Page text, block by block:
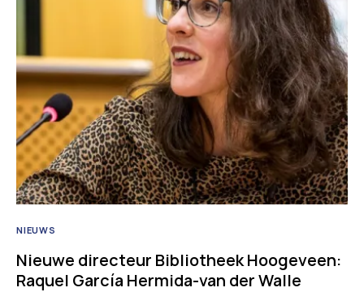
NIEUWS
Nieuwe directeur Bibliotheek Hoogeveen:
Raquel García Hermida-van der Walle